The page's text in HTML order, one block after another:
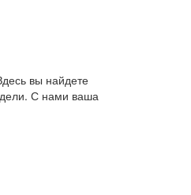
вы найдете
С нами ваша